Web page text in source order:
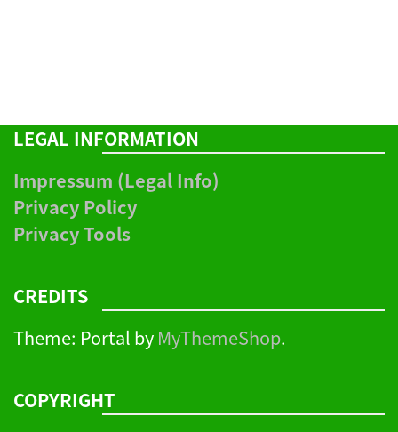
LEGAL INFORMATION
Impressum (Legal Info)
Privacy Policy
Privacy Tools
CREDITS
Theme: Portal by MyThemeShop.
COPYRIGHT